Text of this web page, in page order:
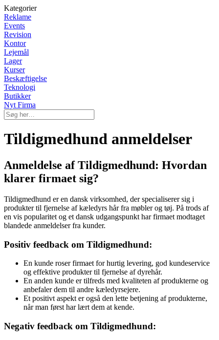
Kategorier
Reklame
Events
Revision
Kontor
Lejemål
Lager
Kurser
Beskæftigelse
Teknologi
Butikker
Nyt Firma
Tildigmedhund anmeldelser
Anmeldelse af Tildigmedhund: Hvordan
klarer firmaet sig?
Tildigmedhund er en dansk virksomhed, der specialiserer sig i
produkter til fjernelse af kæledyrs hår fra møbler og tøj. På trods af
en vis popularitet og et dansk udgangspunkt har firmaet modtaget
blandede anmeldelser fra kunder.
Positiv feedback om Tildigmedhund:
En kunde roser firmaet for hurtig levering, god kundeservice
og effektive produkter til fjernelse af dyrehår.
En anden kunde er tilfreds med kvaliteten af produkterne og
anbefaler dem til andre kæledyrsejere.
Et positivt aspekt er også den lette betjening af produkterne,
når man først har lært dem at kende.
Negativ feedback om Tildigmedhund: